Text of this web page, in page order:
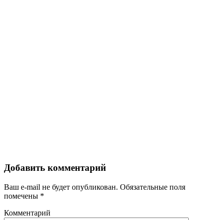
Добавить комментарий
Ваш e-mail не будет опубликован. Обязательные поля
помечены *
Комментарий